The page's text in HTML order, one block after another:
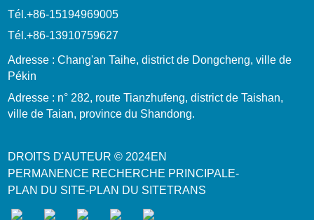
Tél.+86-15194969005
Tél.+86-13910759627
Adresse : Chang'an Taihe, district de Dongcheng, ville de
Pékin
Adresse : n° 282, route Tianzhufeng, district de Taishan,
ville de Taian, province du Shandong.
DROITS D'AUTEUR © 2024EN
PERMANENCE RECHERCHE PRINCIPALE-
PLAN DU SITE-PLAN DU SITETRANS